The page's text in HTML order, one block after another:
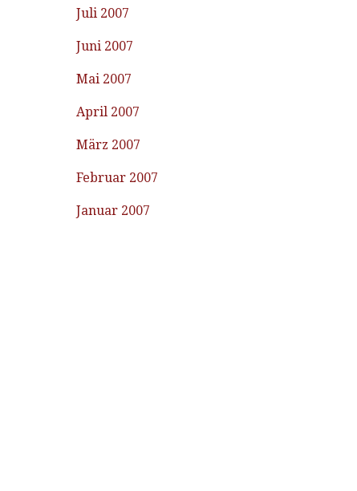
Juli 2007
Juni 2007
Mai 2007
April 2007
März 2007
Februar 2007
Januar 2007